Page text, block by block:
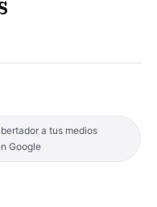
a tus medios
Google